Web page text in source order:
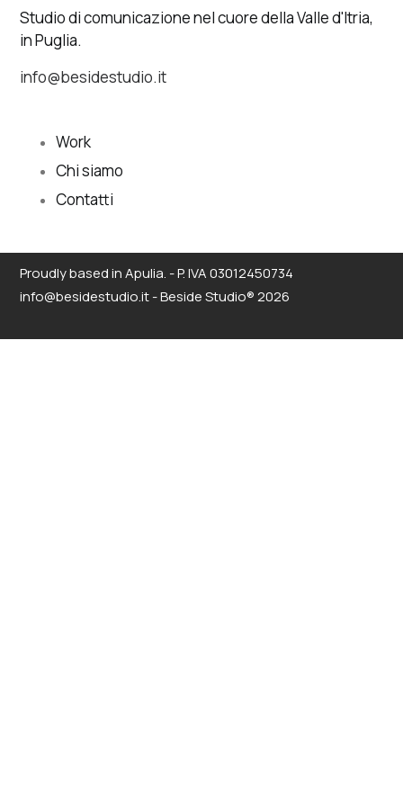
Studio di comunicazione nel cuore della Valle d'Itria,
in Puglia.
info@besidestudio.it
Work
Chi siamo
Contatti
Proudly based in Apulia. - P. IVA 03012450734
info@besidestudio.it - Beside Studio® 2026